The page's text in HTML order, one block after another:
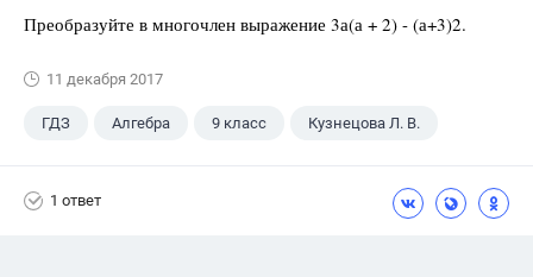
Преобразуйте в многочлен выражение 3а(а + 2) - (а+3)2.
11 декабря 2017
ГДЗ Алгебра 9 класс Кузнецова Л. В.
1 ответ